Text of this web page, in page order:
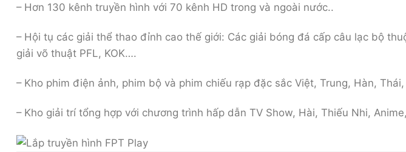
– Hơn 130 kênh truyền hình với 70 kênh HD trong và ngoài nước..
– Hội tụ các giải thể thao đỉnh cao thế giới: Các giải bóng đá cấp câu lạc bộ
giải võ thuật PFL, KOK….
– Kho phim điện ảnh, phim bộ và phim chiếu rạp đặc sắc Việt, Trung, Hàn,
– Kho giải trí tổng hợp với chương trình hấp dẫn TV Show, Hài, Thiếu Nhi,